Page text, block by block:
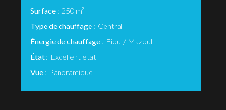
Surface
250 m²
Type de chauffage
Central
Énergie de chauffage
Fioul / Mazout
État
Excellent état
Vue
Panoramique